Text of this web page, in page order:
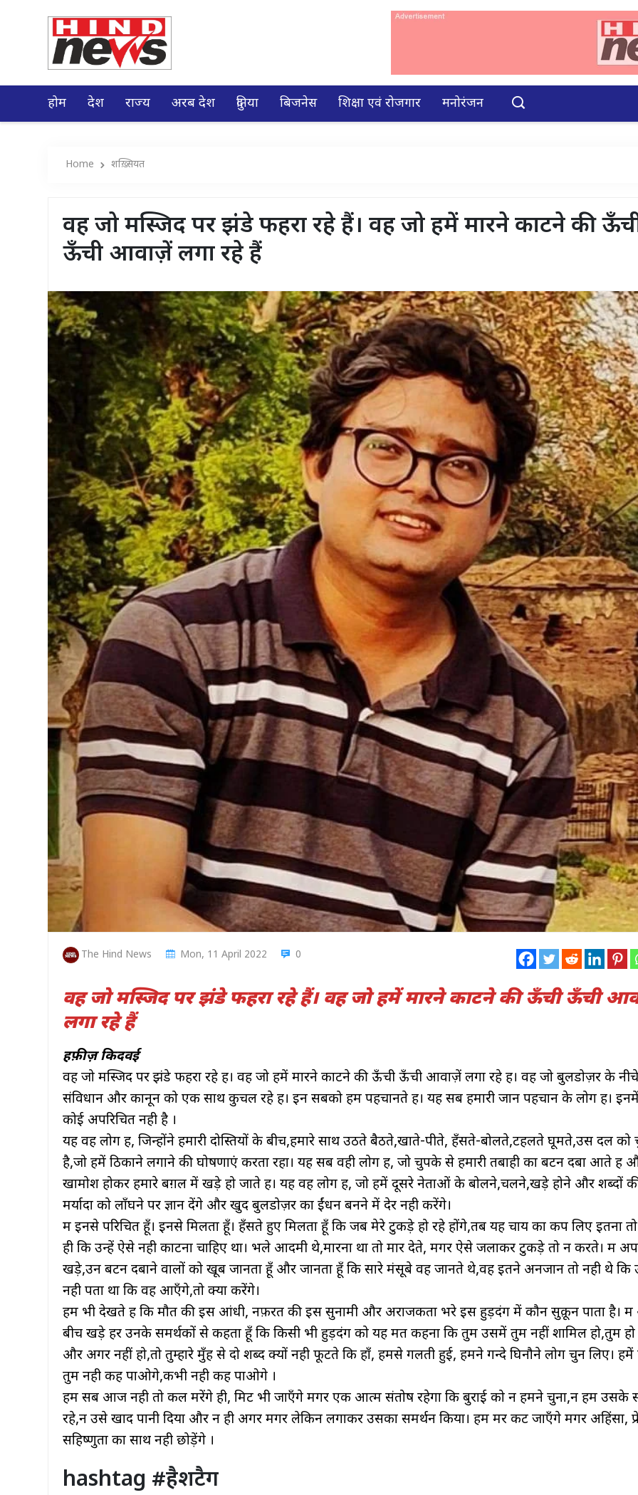
होम देश राज्य अरब देश दुनिया बिजनेस शिक्षा एवं रोजगार मनोरंजन
Home शख़्सियत
वह जो मस्जिद पर झंडे फहरा रहे हैं। वह जो हमें मारने काटने की
ऊँची आवाज़ें लगा रहे हैं
The Hind News Mon, 11 April 2022 0
वह जो मस्जिद पर झंडे फहरा रहे हैं। वह जो हमें मारने काटने की ऊँची ऊँची
लगा रहे हैं
हफ़ीज़ किदवई
वह जो मस्जिद पर झंडे फहरा रहे हैं। वह जो हमें मारने काटने की ऊँची ऊँची आवाज़ें लगा रहे हैं। वह जो बुलडोज़र के
संविधान और कानून को एक साथ कुचल रहे हैं। इन सबको हम पहचानते हैं। यह सब हमारी जान पहचान के लोग हैं।
कोई अपरिचित नही है ।
यह वह लोग हैं, जिन्होंने हमारी दोस्तियों के बीच,हमारे साथ उठते बैठते,खाते-पीते, हँसते-बोलते,टहलते घूमते,उस दल को
है,जो हमें ठिकाने लगाने की घोषणाएं करता रहा। यह सब वही लोग हैं, जो चुपके से हमारी तबाही का बटन दबा आते हैं
खामोश होकर हमारे बग़ल में खड़े हो जाते हैं। यह वह लोग हैं, जो हमें दूसरे नेताओं के बोलने,चलने,खड़े होने और शब्दों
मर्यादा को लाँघने पर ज्ञान देंगे और खुद बुलडोज़र का ईंधन बनने में देर नही करेंगे।
मैं इनसे परिचित हूँ। इनसे मिलता हूँ। हँसते हुए मिलता हूँ कि जब मेरे टुकड़े हो रहे होंगे,तब यह चाय का कप लिए इतना
ही कि उन्हें ऐसे नही काटना चाहिए था। भले आदमी थे,मारना था तो मार देते, मगर ऐसे जलाकर टुकड़े तो न करते। मैं
खड़े,उन बटन दबाने वालों को खूब जानता हूँ और जानता हूँ कि सारे मंसूबे वह जानते थे,वह इतने अनजान तो नही थे कि
नही पता था कि वह आएँगे,तो क्या करेंगे।
हम भी देखते हैं कि मौत की इस आंधी, नफ़रत की इस सुनामी और अराजकता भरे इस हुड़दंग में कौन सुक़ून पाता है।
बीच खड़े हर उनके समर्थकों से कहता हूँ कि किसी भी हुड़दंग को यह मत कहना कि तुम उसमें तुम नहीं शामिल हो,तुम
और अगर नहीं हो,तो तुम्हारे मुँह से दो शब्द क्यों नही फूटते कि हाँ, हमसे गलती हुई, हमने गन्दे घिनौने लोग चुन लिए। हमें
तुम नही कह पाओगे,कभी नही कह पाओगे ।
हम सब आज नही तो कल मरेंगे ही, मिट भी जाएँगे मगर एक आत्म संतोष रहेगा कि बुराई को न हमने चुना,न हम उसके
रहे,न उसे खाद पानी दिया और न ही अगर मगर लेकिन लगाकर उसका समर्थन किया। हम मर कट जाएँगे मगर अहिंसा,
सहिष्णुता का साथ नही छोड़ेंगे ।
hashtag #हैशटैग